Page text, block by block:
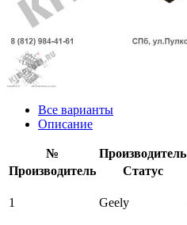
Все варианты
Описание
№ Производитель
Производитель
Статус
1 Geely